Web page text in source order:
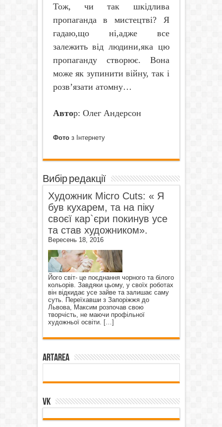
Тож, чи так шкідлива
пропаганда в мистецтві? Я
гадаю,що ні,адже все
залежить від людини,яка цю
пропаганду створює. Вона
може як зупинити війну, так і
розв’язати атомну…
Автор: Олег Андерсон
Фотоз Інтернету
Вибір редакції
Художник Micro Cuts: « Я
був кухарем, та на піку
своєї кар`єри покинув усе
та став художником».
Вересень 18, 2016
Його світ- це поєднання чорного та білого
кольорів. Завдяки цьому, у своїх роботах
він відкидає усе зайве та залишає саму
суть. Переїхавши з Запоріжжя до
Львова, Максим розпочав свою
творчість, не маючи профільної
художньої освіти.
[…]
ArtArea
VK